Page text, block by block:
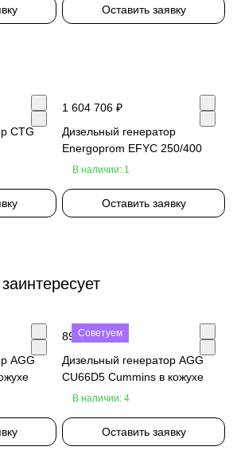
Оставить заявку
CTG
1 604 706 ₽
Дизельный генератор
Energoprom EFYC 250/400
В наличии: 1
Оставить заявку
AGG
Советуем
890 000 ₽
Дизельный генератор AGG
CU66D5 Cummins в кожухе
В наличии: 4
Оставить заявку